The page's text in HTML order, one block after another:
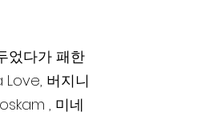
었다가 패한
Love, 버지니
, 미네